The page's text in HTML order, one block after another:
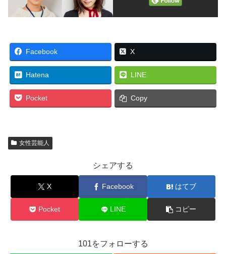
Facebook X
Hatena LINE
Pocket Copy
女性芸能人
シェアする
X Facebook はてブ
Pocket LINE コピー
101をフォローする